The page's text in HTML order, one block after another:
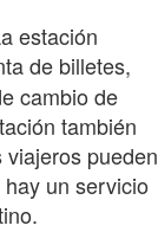
estación
de billetes,
cambio de
también
pueden
un servicio